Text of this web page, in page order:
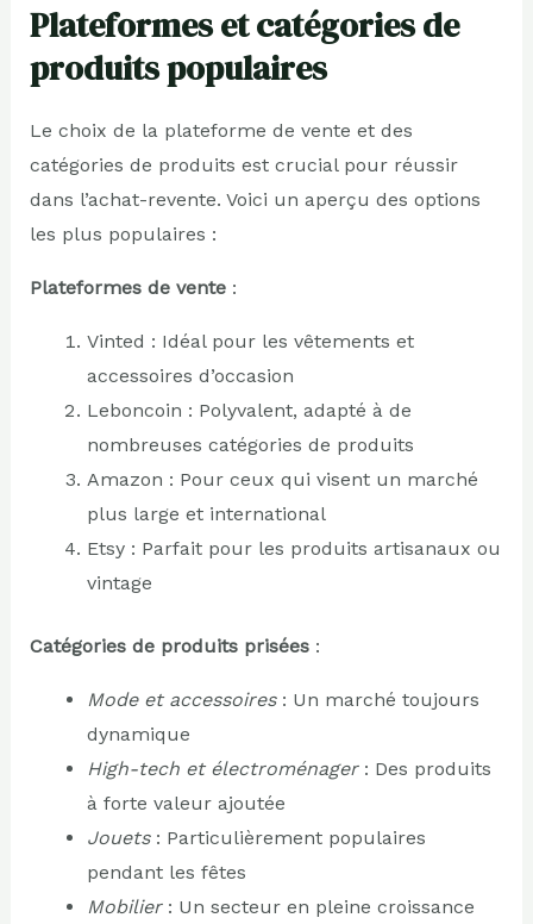
Plateformes et catégories de
produits populaires
Le choix de la plateforme de vente et des
catégories de produits est crucial pour réussir
dans l’achat-revente. Voici un aperçu des options
les plus populaires :
Plateformes de vente:
Vinted : Idéal pour les vêtements et
accessoires d’occasion
Leboncoin : Polyvalent, adapté à de
nombreuses catégories de produits
Amazon : Pour ceux qui visent un marché
plus large et international
Etsy : Parfait pour les produits artisanaux ou
vintage
Catégories de produits prisées:
Mode et accessoires: Un marché toujours
dynamique
High-tech et électroménager: Des produits
à forte valeur ajoutée
Jouets: Particulièrement populaires
pendant les fêtes
Mobilier: Un secteur en pleine croissance